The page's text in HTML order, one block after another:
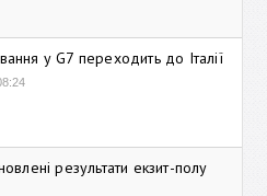
у G7 переходить до Італії
результати екзит-полу